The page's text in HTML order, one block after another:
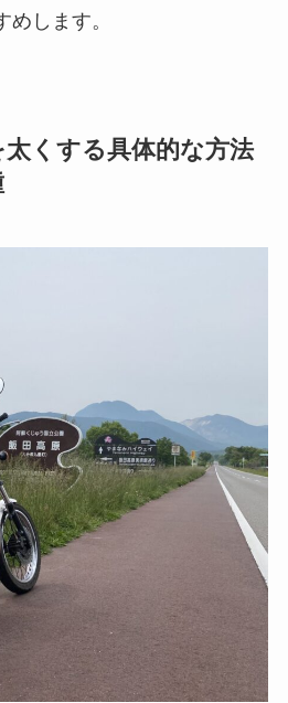
します。
くする具体的な方法